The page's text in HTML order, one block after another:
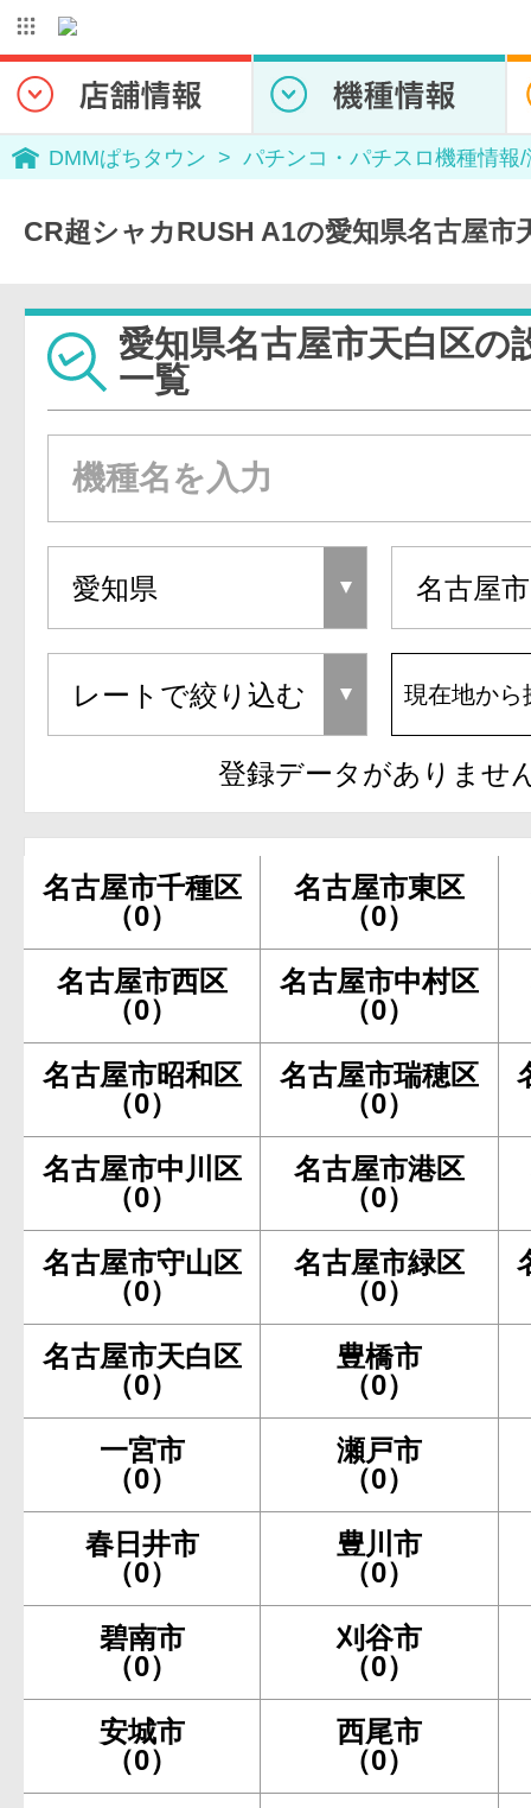
DMMぱちタウン パチンコ・パチスロ機種情報
CR超シャカRUSH A1の愛知県名古屋市
愛知県名古屋市天白区の
一覧
現在地から
登録データがありませ
名古屋市千種区
（0）
名古屋市東区
（0）
名古屋市西区
（0）
名古屋市中村区
（0）
名古屋市昭和区
（0）
名古屋市瑞穂区
（0）
名古屋市中川区
（0）
名古屋市港区
（0）
名古屋市守山区
（0）
名古屋市緑区
（0）
名古屋市天白区
（0）
豊橋市
（0）
一宮市
（0）
瀬戸市
（0）
春日井市
（0）
豊川市
（0）
碧南市
（0）
刈谷市
（0）
安城市
（0）
西尾市
（0）